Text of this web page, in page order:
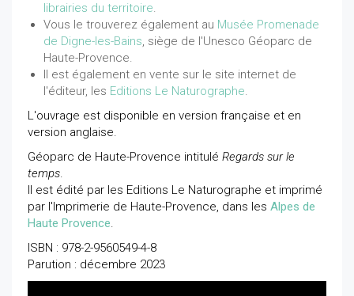
librairies du territoire.
Vous le trouverez également au Musée Promenade
de Digne-les-Bains, siège de l'Unesco Géoparc de
Haute-Provence.
Il est également en vente sur le site internet de
l'éditeur, les Editions Le Naturographe.
L'ouvrage est disponible en version française et en
version anglaise.
Géoparc de Haute-Provence intitulé Regards sur le
temps.
Il est édité par les Editions Le Naturographe et imprimé
par l'Imprimerie de Haute-Provence, dans les Alpes de
Haute Provence.
ISBN : 978-2-9560549-4-8
Parution : décembre 2023